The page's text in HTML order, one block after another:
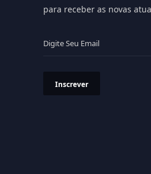
para receber as novas
Inscrever